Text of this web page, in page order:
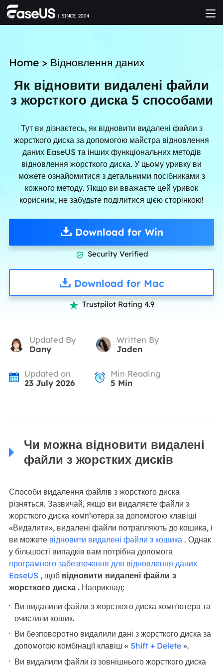
Home> Відновлення даних
Як відновити видалені файли
з жорсткого диска 5 способами
Тут ви дізнаєтесь, як відновити видалені файли з
жорсткого диска за допомогою майстра відновлення
даних EaseUS та інших функціональних методів
відновлення жорсткого диска. У цьому уривку ви
можете ознайомитися з детальними посібниками з
кожного методу. Якщо ви вважаєте цей уривок
корисним, не забудьте поділитися цією сторінкою!
Download for Win
 Security Verified
Download for Mac
 Trustpilot Rating 4.9
Updated By
Dany
Written By
Jaden
Updated on
23 July 2026
Min Reading
5 Min
Чи можна відновити видалені
файли з жорстких дисків
Способи видалення файлів з жорсткого диска
різняться. Зазвичай, якщо ви видаляєте файли з
жорсткого диска комп’ютера за допомогою клавіші
«Видалити», видалені файли потрапляють до кошика, і
ви можете відновити видалені файли з кошика. Однак
у більшості випадків вам потрібна допомога
програмного забезпечення для відновлення даних
EaseUS , щоб відновити видалені файли з
жорсткого диска. Наприклад:
Ви видалили файли з жорсткого диска комп'ютера та
очистили кошик.
Ви безповоротно видалили дані з жорсткого диска за
допомогою комбінації клавіш « Shift + Delete ».
Ви видалили файли із зовнішнього жорсткого диска